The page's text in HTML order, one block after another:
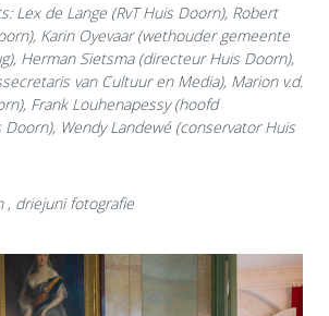
Lex de Lange (RvT Huis Doorn), Robert
Karin Oyevaar (wethouder gemeente
Herman Sietsma (directeur Huis Doorn),
van Cultuur en Media), Marion v.d.
Frank Louhenapessy (hoofd
Wendy Landewé (conservator Huis
, driejuni fotografie